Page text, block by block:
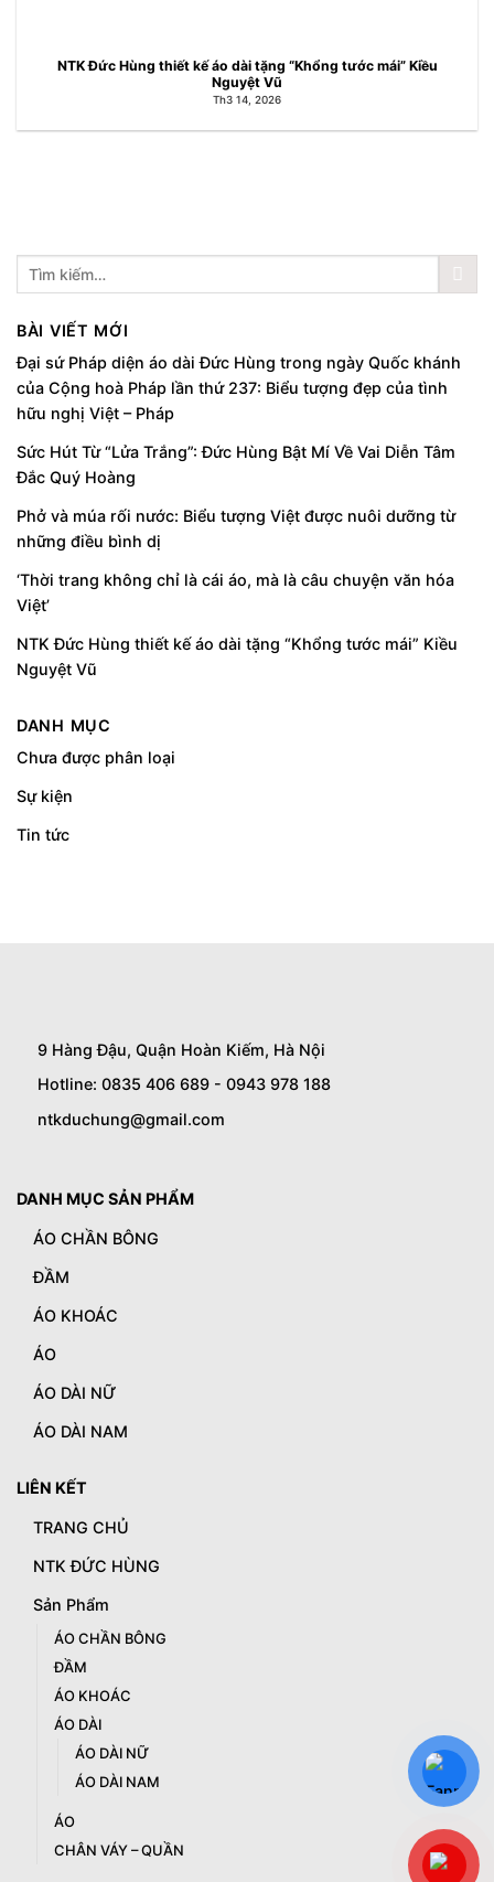
NTK Đức Hùng thiết kế áo dài tặng “Khổng tước mái” Kiều
Nguyệt Vũ
Th3 14, 2026
BÀI VIẾT MỚI
Đại sứ Pháp diện áo dài Đức Hùng trong ngày Quốc khánh
của Cộng hoà Pháp lần thứ 237: Biểu tượng đẹp của tình
hữu nghị Việt – Pháp
Sức Hút Từ “Lửa Trắng”: Đức Hùng Bật Mí Về Vai Diễn Tâm
Đắc Quý Hoàng
Phở và múa rối nước: Biểu tượng Việt được nuôi dưỡng từ
những điều bình dị
‘Thời trang không chỉ là cái áo, mà là câu chuyện văn hóa
Việt’
NTK Đức Hùng thiết kế áo dài tặng “Khổng tước mái” Kiều
Nguyệt Vũ
DANH MỤC
Chưa được phân loại
Sự kiện
Tin tức
9 Hàng Đậu, Quận Hoàn Kiếm, Hà Nội
Hotline: 0835 406 689 - 0943 978 188
ntkduchung@gmail.com
DANH MỤC SẢN PHẨM
ÁO CHẦN BÔNG
ĐẦM
ÁO KHOÁC
ÁO
ÁO DÀI NỮ
ÁO DÀI NAM
LIÊN KẾT
TRANG CHỦ
NTK ĐỨC HÙNG
Sản Phẩm
ÁO CHẦN BÔNG
ĐẦM
ÁO KHOÁC
ÁO DÀI
ÁO DÀI NỮ
ÁO DÀI NAM
ÁO
CHÂN VÁY – QUẦN